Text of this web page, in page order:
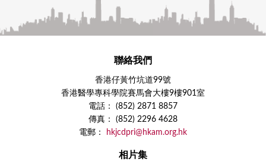
聯絡我們
香港仔黃竹坑道99號
香港醫學專科學院賽馬會大樓9樓901室
電話： (852) 2871 8857
傳真： (852) 2296 4628
電郵：
hkjcdpri@hkam.org.hk
相片集